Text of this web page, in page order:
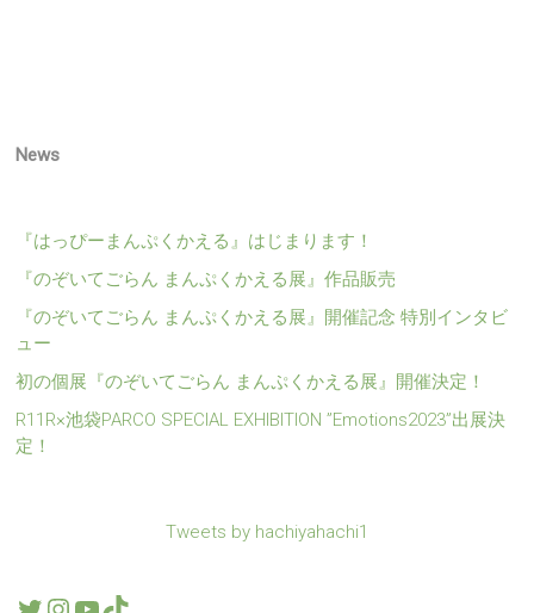
News
『はっぴーまんぷくかえる』はじまります！
『のぞいてごらん まんぷくかえる展』作品販売
『のぞいてごらん まんぷくかえる展』開催記念 特別インタビ
ュー
初の個展『のぞいてごらん まんぷくかえる展』開催決定！
R11R×池袋PARCO SPECIAL EXHIBITION ”Emotions2023”出展決
定！
Tweets by hachiyahachi1
Twitter
Instagram
YouTube